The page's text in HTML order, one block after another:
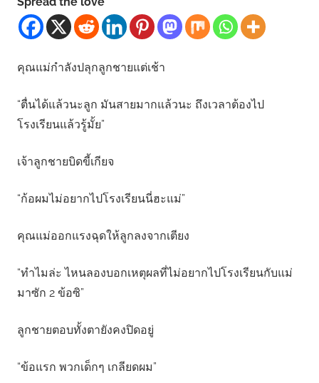
คุณแม่กำลังปลุกลูกชายแต่เช้า
“ตื่นได้แล้วนะลูก มันสายมากแล้วนะ ถึงเวลาต้องไป
โรงเรียนแล้วรู้มั้ย”
เจ้าลูกชายบิดขี้เกียจ
“ก้อผมไม่อยากไปโรงเรียนนี่ฮะแม่”
คุณแม่ออกแรงฉุดให้ลูกลงจากเตียง
“ทำไมล่ะ ไหนลองบอกเหตุผลที่ไม่อยากไปโรงเรียนกับแม่
มาซัก 2 ข้อซิ”
ลูกชายตอบทั้งตายังคงปิดอยู่
“ข้อแรก พวกเด็กๆ เกลียดผม”